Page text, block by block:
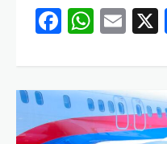
Facebook